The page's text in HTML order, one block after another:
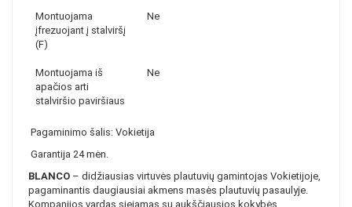
Montuojama
įfrezuojant į stalviršį
(F)
Ne
Montuojama iš
apačios arti
stalviršio paviršiaus
Ne
Pagaminimo šalis: Vokietija
Garantija 24 mėn.
BLANCO– didžiausias virtuvės plautuvių gamintojas Vokietijoje,
pagaminantis daugiausiai akmens masės plautuvių pasaulyje.
Kompanijos vardas siejamas su aukščiausios kokybės